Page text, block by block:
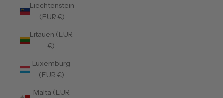
Liechtenstein
(EUR €)
Litauen (EUR
€)
Luxemburg
(EUR €)
Malta (EUR